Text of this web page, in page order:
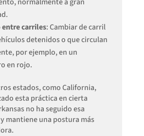
carriles: Cambiar de carril
detenidos o que circulan
por ejemplo, en un
en rojo.
estados, como California,
esta práctica en cierta
no ha seguido esa
mantiene una postura más